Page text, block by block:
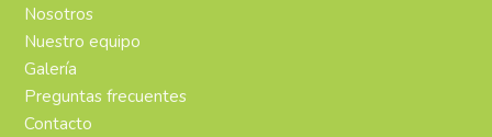
Nosotros
Nuestro equipo
Galería
Preguntas frecuentes
Contacto